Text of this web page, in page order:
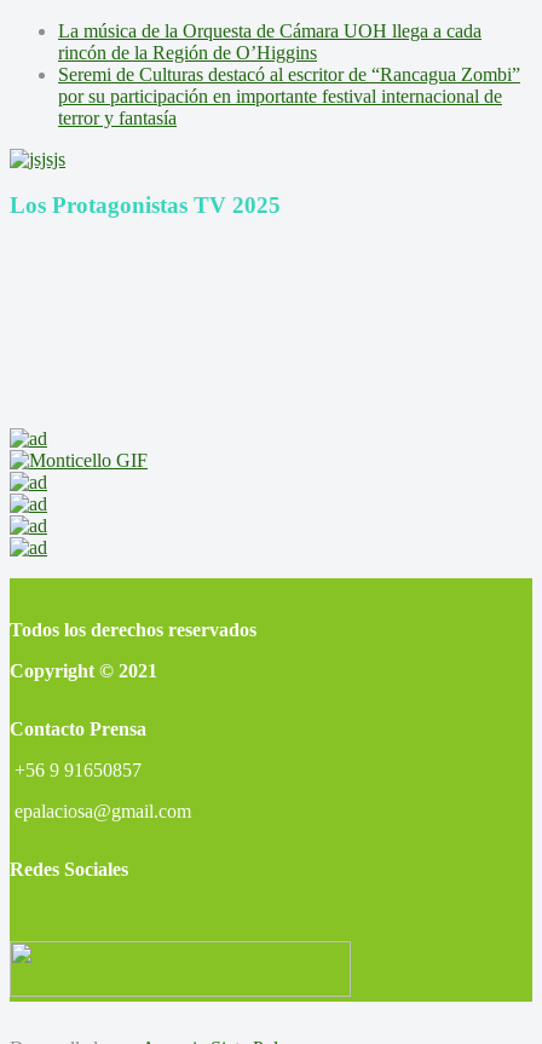
La música de la Orquesta de Cámara UOH llega a cada
rincón de la Región de O’Higgins
Seremi de Culturas destacó al escritor de “Rancagua Zombi”
por su participación en importante festival internacional de
terror y fantasía
Los Protagonistas TV 2025
Todos los derechos reservados
Copyright © 2021
Contacto Prensa
+56 9 91650857
epalaciosa@gmail.com
Redes Sociales